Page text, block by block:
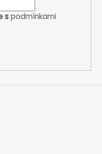
s podmínkami